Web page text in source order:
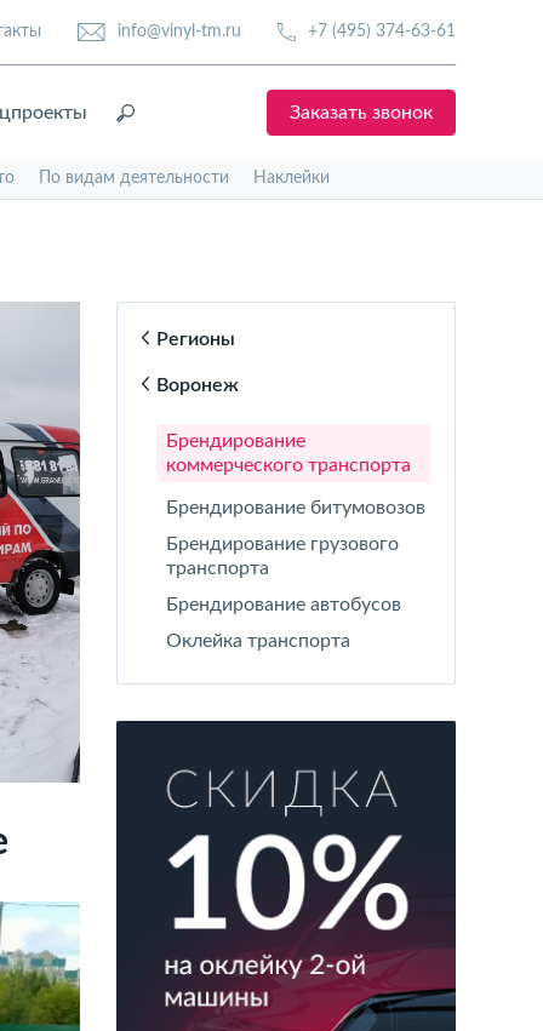
info@vinyl-tm.ru +7 (495) 374-63-61
Заказать звонок
По видам деятельности Наклейки
Регионы
Воронеж
Брендирование
коммерческого транспорта
Брендирование битумовозов
Брендирование грузового
транспорта
Брендирование автобусов
Оклейка транспорта